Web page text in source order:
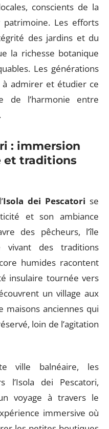
conscients de la
Les efforts
des jardins et du
la richesse botanique
Les générations
admirer et étudier ce
de l’harmonie entre
: immersion
et traditions
Isola dei Pescatori se
et son ambiance
des pêcheurs, l’île
vivant des traditions
humides racontent
insulaire tournée vers
un village aux
maisons anciennes qui
loin de l’agitation
ville balnéaire, les
l’Isola dei Pescatori,
voyage à travers le
immersive où